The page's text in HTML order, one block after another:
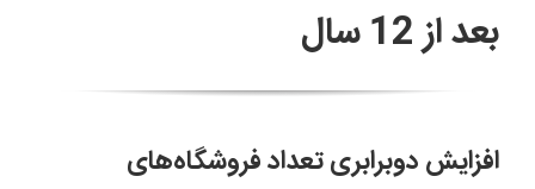
بعد از 12 سال
افزایش دوبرابری تعداد فروشگاه‌های